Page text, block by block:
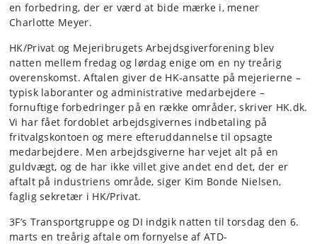
en forbedring, der er værd at bide mærke i, mener
Charlotte Meyer.
HK/Privat og Mejeribrugets Arbejdsgiverforening blev
natten mellem fredag og lørdag enige om en ny treårig
overenskomst. Aftalen giver de HK-ansatte på mejerierne –
typisk laboranter og administrative medarbejdere –
fornuftige forbedringer på en række områder, skriver HK.dk.
Vi har fået fordoblet arbejdsgivernes indbetaling på
fritvalgskontoen og mere efteruddannelse til opsagte
medarbejdere. Men arbejdsgiverne har vejet alt på en
guldvægt, og de har ikke villet give andet end det, der er
aftalt på industriens område, siger Kim Bonde Nielsen,
faglig sekretær i HK/Privat.
3F’s Transportgruppe og DI indgik natten til torsdag den 6.
marts en treårig aftale om fornyelse af ATD-